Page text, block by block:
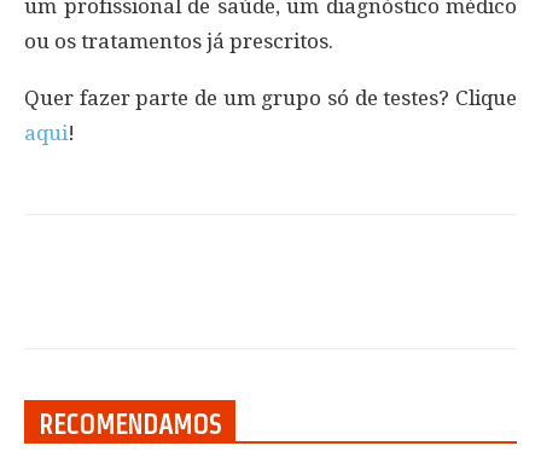
um profissional de saúde, um diagnóstico médico
ou os tratamentos já prescritos.
Quer fazer parte de um grupo só de testes? Clique
aqui!
RECOMENDAMOS